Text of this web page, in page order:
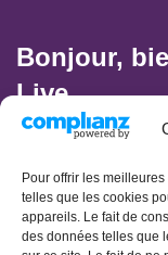
Pour offrir les
telles que les cookies
appareils. Le fait de
des données telles que
Bonjour,
Live
paradmin 8
Bienvenue sur
scène pour chanter